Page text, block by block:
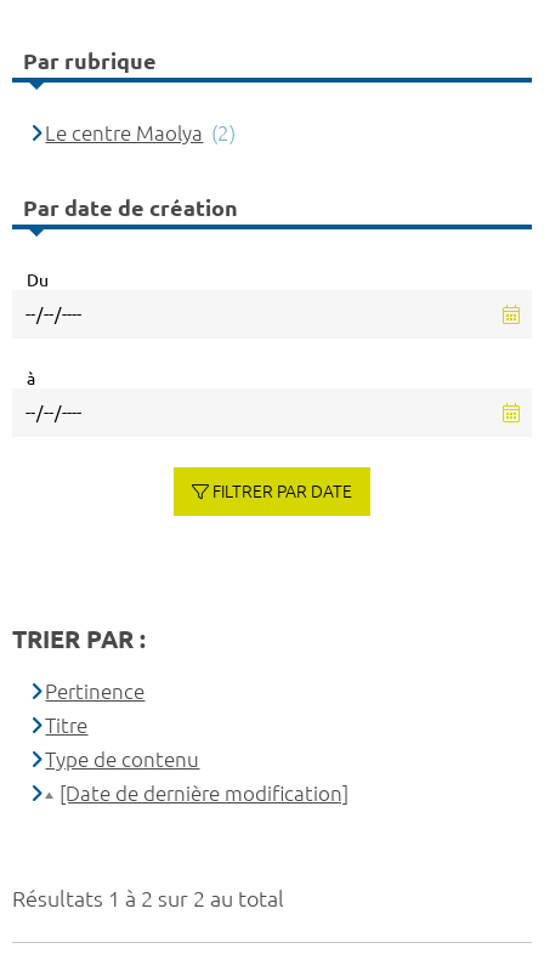
Résultats 1 à 2 sur 2 au total
Par rubrique
Le centre Maolya (2)
Par date de création
Du
à
FILTRER PAR DATE
TRIER PAR :
Pertinence
Titre
Type de contenu
[Date de dernière modification]